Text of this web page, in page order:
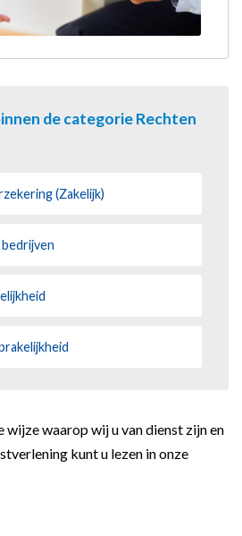
de categorie Rechten
(Zakelijk)
waarop wij u van dienst zijn en
kunt u lezen in onze